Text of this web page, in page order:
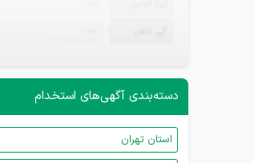
دسته‌بندی آگهی‌های استخدام
استان تهران